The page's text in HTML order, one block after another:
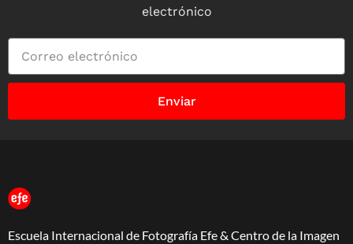
electrónico
Enviar
Escuela Internacional de Fotografía Efe & Centro de la Imagen